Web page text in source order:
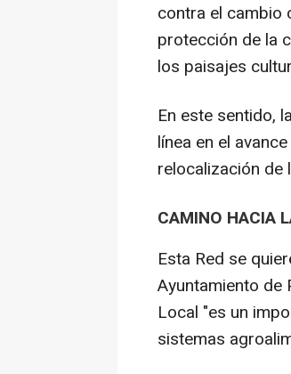
contra el cambio
protección de la
los paisajes
En este sentido,
línea en el
relocalización de
CAMINO HACIA
Esta Red se
Ayuntamiento de
Local "es un
sistemas